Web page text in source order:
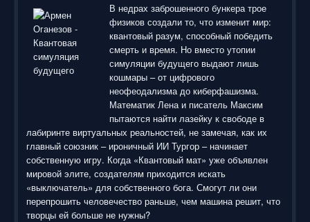
В недрах заброшенного бункера трое
физиков создали то, что изменит мир:
квантовый разум, способный победить
смерть и время. Но вместо утопии
симуляции будущего выдают лишь
кошмары – от цифрового
неофеодализма до киберфашизма.
Математик Лена и писатель Максим
пытаются найти лазейку к свободе в
лабиринте виртуальных реальностей, не замечая, как их
главный союзник – ироничный ИИ Тургор – начинает
собственную игру. Когда «Квантовый мат» уже объявлен
мировой элите, создателям приходится искать
«выключатель» для собственного бога. Смогут ли они
перепрошить человечество раньше, чем машина решит, что
творцы ей больше не нужны?